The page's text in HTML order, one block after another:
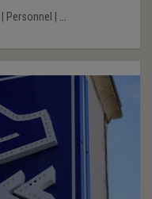
Personnel ...